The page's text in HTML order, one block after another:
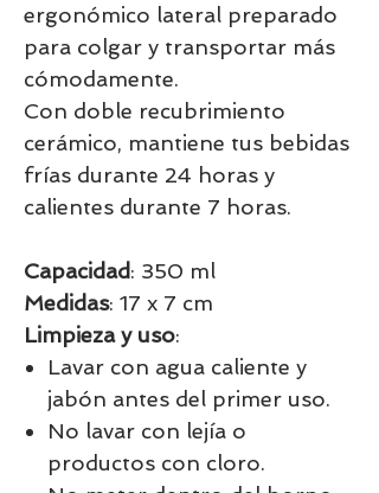
ergonómico lateral preparado
para colgar y transportar más
cómodamente.
Con doble recubrimiento
cerámico, mantiene tus bebidas
frías durante 24 horas y
calientes durante 7 horas.
Capacidad: 350 ml
Medidas: 17 x 7 cm
Limpieza y uso:
Lavar con agua caliente y
jabón antes del primer uso.
No lavar con lejía o
productos con cloro.